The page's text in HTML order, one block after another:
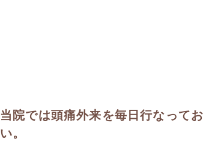
当院では頭痛外来を毎日行なって
い。